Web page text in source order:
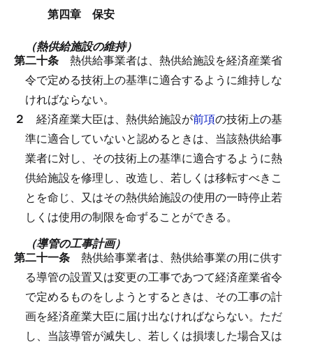
第四章 保安
（熱供給施設の維持）
第二十条 熱供給事業者は、熱供給施設を経済産業省
令で定める技術上の基準に適合するように維持しな
ければならない。
２ 経済産業大臣は、熱供給施設が前項の技術上の基
準に適合していないと認めるときは、当該熱供給事
業者に対し、その技術上の基準に適合するように熱
供給施設を修理し、改造し、若しくは移転すべきこ
とを命じ、又はその熱供給施設の使用の一時停止若
しくは使用の制限を命ずることができる。
（導管の工事計画）
第二十一条 熱供給事業者は、熱供給事業の用に供す
る導管の設置又は変更の工事であつて経済産業省令
で定めるものをしようとするときは、その工事の計
画を経済産業大臣に届け出なければならない。 ただ
し、当該導管が滅失し、若しくは損壊した場合又は